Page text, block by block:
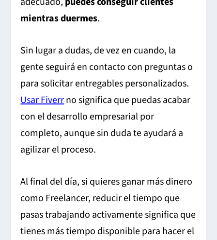
mientras duermes.
Sin lugar a dudas, de vez en cuando, la
gente seguirá en contacto con preguntas o
para solicitar entregables personalizados.
Usar Fiverrno significa que puedas acabar
con el desarrollo empresarial por
completo, aunque sin duda te ayudará a
agilizar el proceso.
Al final del día, si quieres ganar más dinero
como Freelancer, reducir el tiempo que
pasas trabajando activamente significa que
tienes más tiempo disponible para hacer el